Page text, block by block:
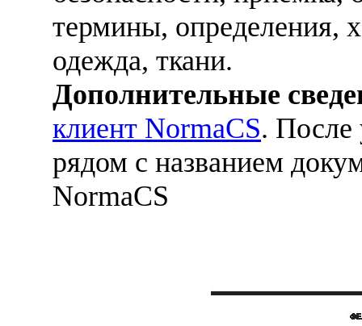
термины, определения,
одежда, ткани.
Дополнительные
клиент NormaCS. После
рядом с названием
NormaCS